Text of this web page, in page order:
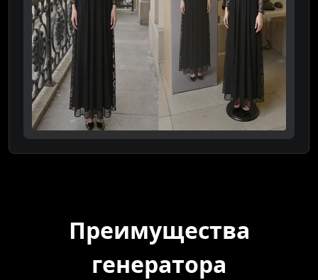
Преимущества
генератора